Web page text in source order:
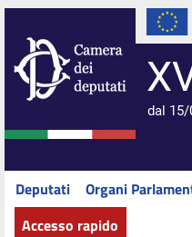
dal 15/
Deputati Organi
Accesso rapido